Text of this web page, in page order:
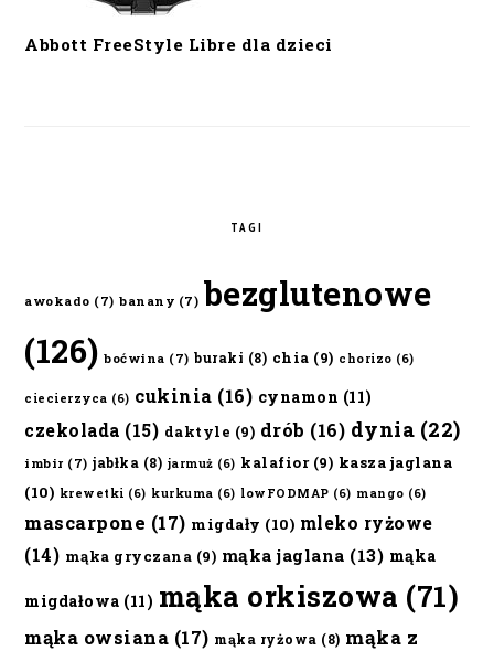
Abbott FreeStyle Libre dla dzieci
TAGI
awokado (7) banany (7) bezglutenowe
(126) boćwina (7) buraki (8) chia (9) chorizo (6)
ciecierzyca (6) cukinia (16) cynamon (11)
czekolada (15) daktyle (9) drób (16) dynia (22)
imbir (7) jabłka (8) jarmuż (6) kalafior(9) kasza jaglana
(10) krewetki (6) kurkuma (6) lowFODMAP (6) mango (6)
mascarpone (17) migdały (10) mleko ryżowe
(14) mąka gryczana (9) mąka jaglana (13) mąka
migdałowa (11) mąka orkiszowa (71)
mąka owsiana (17) mąka ryżowa (8) mąka z